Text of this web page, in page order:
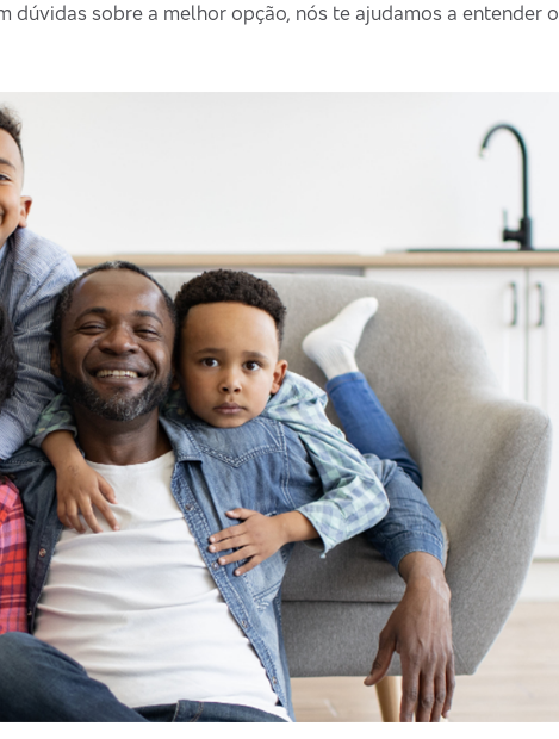
dúvidas sobre a melhor opção, nós te ajudamos a entender o